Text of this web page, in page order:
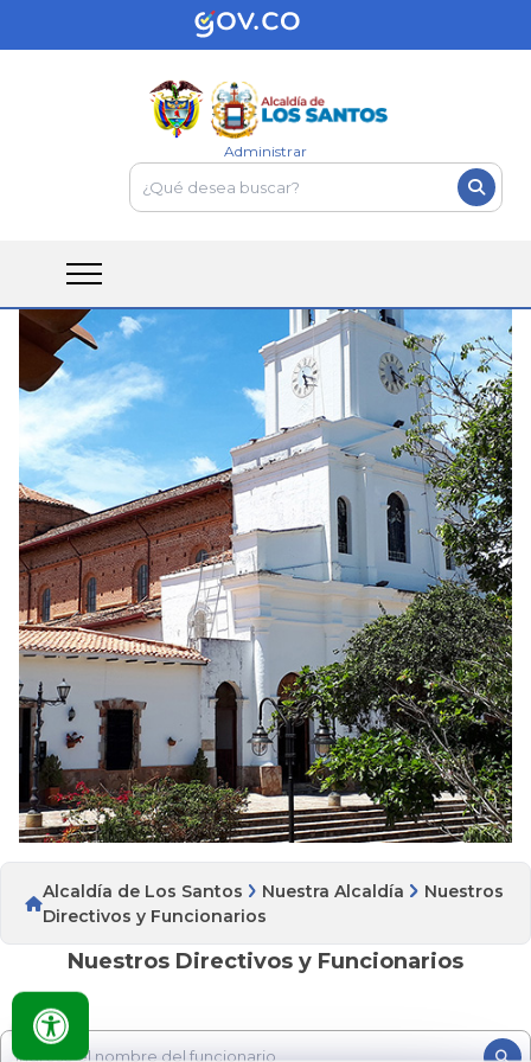
Administrar
Alcaldía de Los Santos Nuestra Alcaldía
Nuestros
Directivos y Funcionarios
Nuestros Directivos y Funcionarios